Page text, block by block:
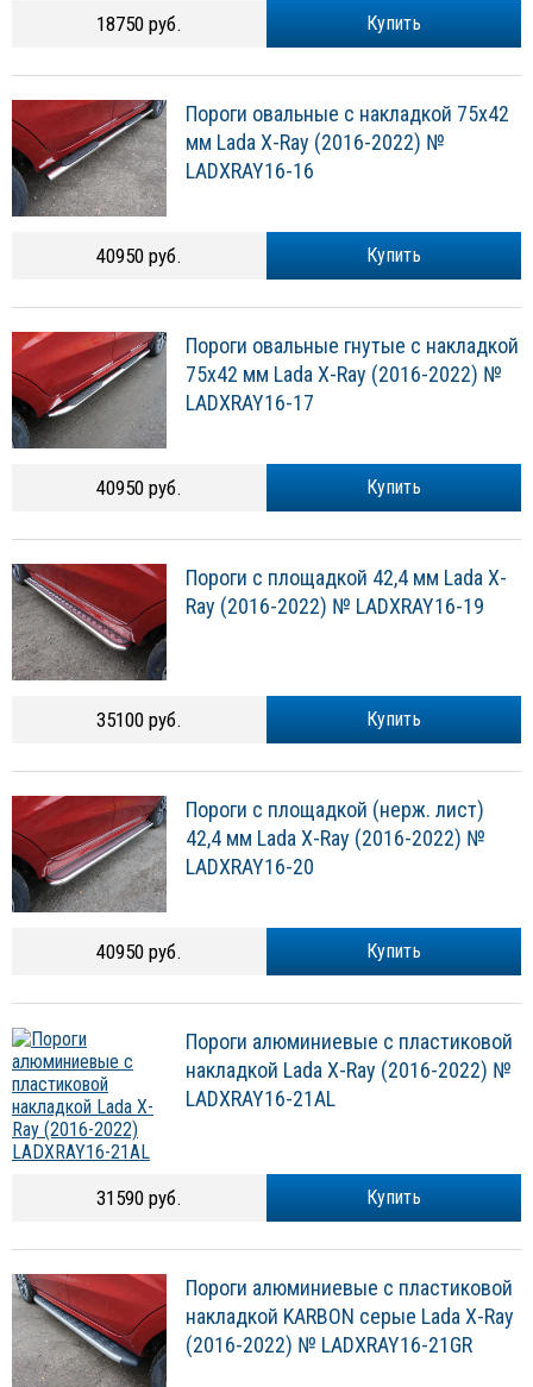
Купить
18750 руб.
Пороги овальные с накладкой 75х42
мм Lada X-Ray (2016-2022) №
LADXRAY16-16
Купить
40950 руб.
Пороги овальные гнутые с накладкой
75х42 мм Lada X-Ray (2016-2022) №
LADXRAY16-17
Купить
40950 руб.
Пороги с площадкой 42,4 мм Lada X-
Ray (2016-2022) № LADXRAY16-19
Купить
35100 руб.
Пороги с площадкой (нерж. лист)
42,4 мм Lada X-Ray (2016-2022) №
LADXRAY16-20
Купить
40950 руб.
Пороги алюминиевые с пластиковой
накладкой Lada X-Ray (2016-2022) №
LADXRAY16-21AL
Купить
31590 руб.
Пороги алюминиевые с пластиковой
накладкой KARBON серые Lada X-Ray
(2016-2022) № LADXRAY16-21GR